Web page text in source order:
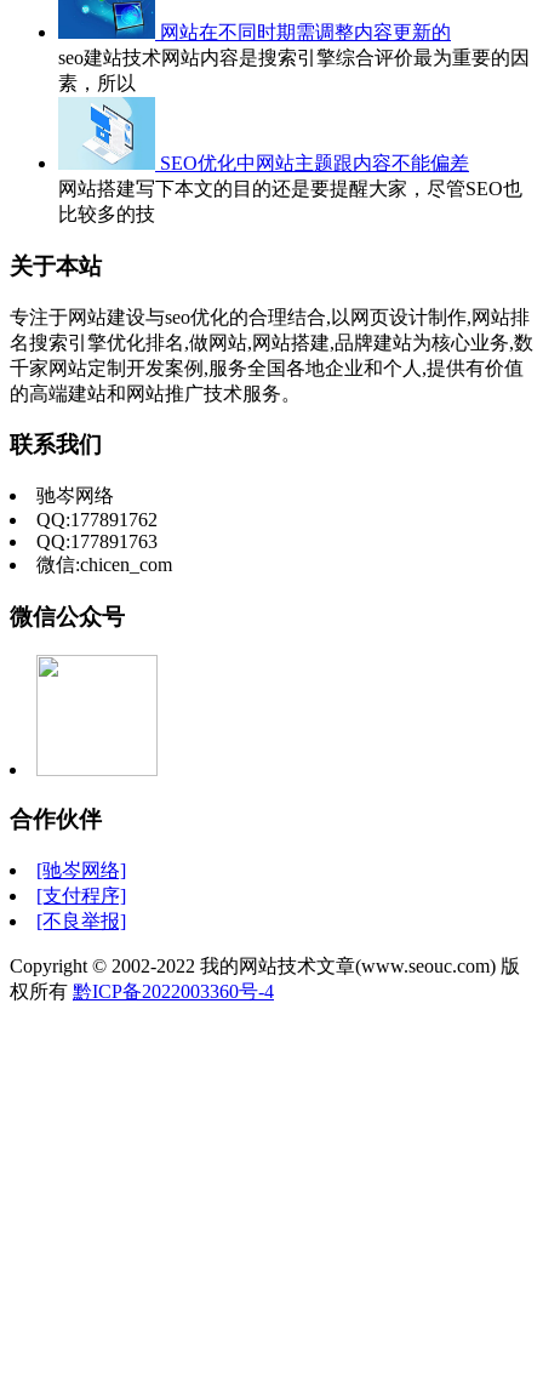
网站在不同时期需调整内容更新的
seo建站技术网站内容是搜索引擎综合评价最为重要的因
素，所以
SEO优化中网站主题跟内容不能偏差
网站搭建写下本文的目的还是要提醒大家，尽管SEO也
比较多的技
关于本站
专注于网站建设与seo优化的合理结合,以网页设计制作,网站排
名搜索引擎优化排名,做网站,网站搭建,品牌建站为核心业务,数
千家网站定制开发案例,服务全国各地企业和个人,提供有价值
的高端建站和网站推广技术服务。
联系我们
驰岑网络
QQ:177891762
QQ:177891763
微信:chicen_com
微信公众号
合作伙伴
[驰岑网络]
[支付程序]
[不良举报]
Copyright © 2002-2022 我的网站技术文章(www.seouc.com) 版
权所有 黔ICP备2022003360号-4